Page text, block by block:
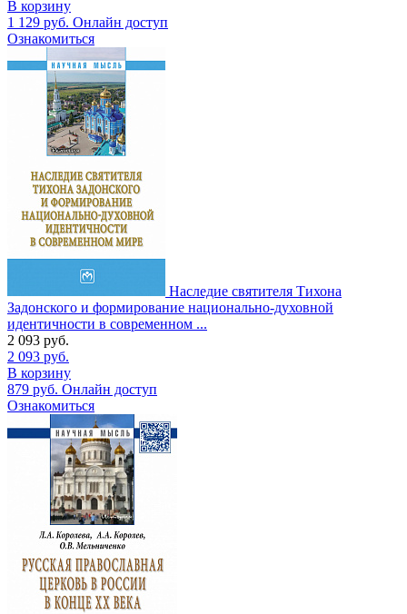
В корзину
1 129 руб. Онлайн доступ
Ознакомиться
Наследие святителя Тихона
Задонского и формирование национально-духовной
идентичности в современном ...
2 093 руб.
2 093 руб.
В корзину
879 руб. Онлайн доступ
Ознакомиться